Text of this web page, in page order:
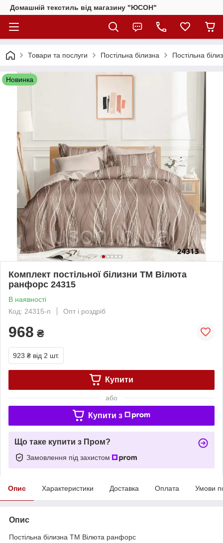
Домашній текстиль від магазину "ЮСОН"
Товари та послуги Постільна білизна Постільна
Новинка
Комплект постільної білизни ТМ Вілюта
ранфорс 24315
В наявності
Код: 24315-п
Опт і роздріб
968 ₴
923 ₴ від 2 шт.
Купити
або
Купити з
Що таке купити з Пром?
Замовлення під захистом
Опис Характеристики Доставка Оплата Умови
Опис
Постільна білизна ТМ Вілюта ранфорс